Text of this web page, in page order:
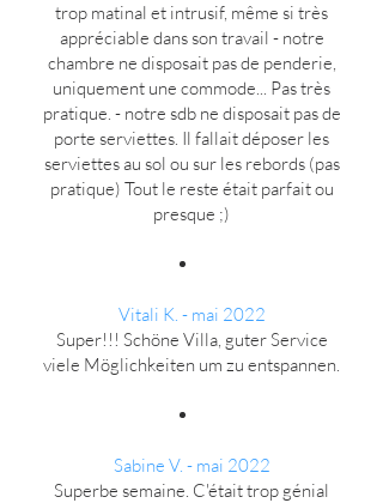
trop matinal et intrusif, même si très
appréciable dans son travail - notre
chambre ne disposait pas de penderie,
uniquement une commode... Pas très
pratique. - notre sdb ne disposait pas de
porte serviettes. Il fallait déposer les
serviettes au sol ou sur les rebords (pas
pratique) Tout le reste était parfait ou
presque ;)
Vitali K. - mai 2022
Super!!! Schöne Villa, guter Service
viele Möglichkeiten um zu entspannen.
Sabine V. - mai 2022
Superbe semaine. C'était trop génial